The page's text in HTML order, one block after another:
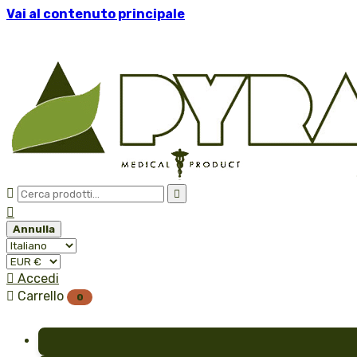
Vai al contenuto principale
 

Annulla
 Accedi
 Carrello 0